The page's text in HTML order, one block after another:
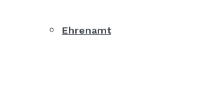
Ehrenamt